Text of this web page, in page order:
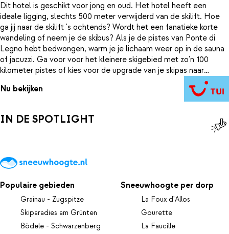
Dit hotel is geschikt voor jong en oud. Het hotel heeft een
ideale ligging, slechts 500 meter verwijderd van de skilift. Hoe
ga jij naar de skilift 's ochtends? Wordt het een fanatieke korte
wandeling of neem je de skibus? Als je de pistes van Ponte di
Legno hebt bedwongen, warm je je lichaam weer op in de sauna
of jacuzzi. Ga voor voor het kleinere skigebied met zo'n 100
kilometer pistes of kies voor de upgrade van je skipas naar
Superskirama. Er zijn mogelijkheden voor iedereen. In het hotel
vermaken de kinderen zich bij de miniclub of in de speelkamer.
Elke hotelkamer is voorzien van een sfeervolle inrichting. Zoek
de Italiaanse gezelligheid op in het centrum van dit sfeervolle
dorp, het is maar 600 meter lopen.
Nu bekijken
IN DE SPOTLIGHT
Populaire gebieden
Grainau - Zugspitze
Skiparadies am Grünten
Bödele - Schwarzenberg
Sneeuwhoogte per dorp
La Foux d'Allos
Gourette
La Faucille